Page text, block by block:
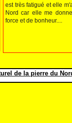
est très fatigué et elle
Nord car elle me
force et de bonheur....
de la pierre du